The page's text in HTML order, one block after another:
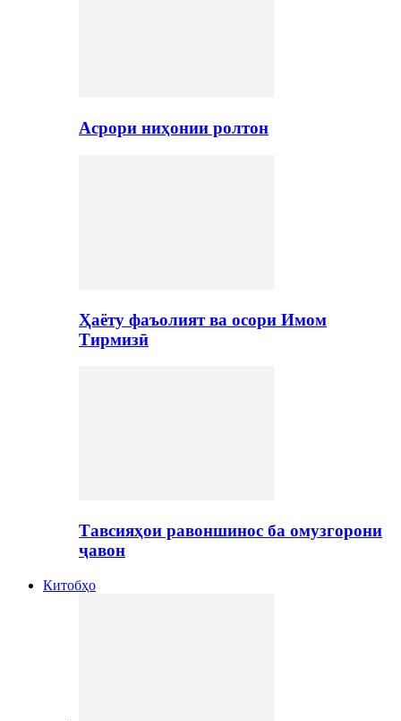
Асрори ниҳонии ролтон
Ҳаёту фаъолият ва осори Имом
Тирмизӣ
Тавсияҳои равоншинос ба омузгорони
ҷавон
Китобҳо